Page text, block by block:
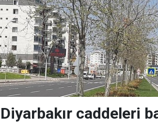
Diyarbakır caddeleri